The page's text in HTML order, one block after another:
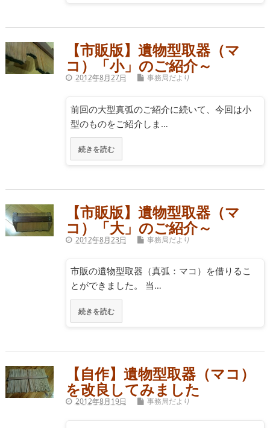
【市販版】遺物型取器（マ
コ）「小」のご紹介～
2012年8月27日 事務局だより
前回の大型真弧のご紹介に続いて、今回は小
型のものをご紹介しま…
続きを読む
【市販版】遺物型取器（マ
コ）「大」のご紹介～
2012年8月23日 事務局だより
市販の遺物型取器（真弧：マコ）を借りるこ
とができました。 当…
続きを読む
【自作】遺物型取器（マコ）
を改良してみました
2012年8月19日 事務局だより